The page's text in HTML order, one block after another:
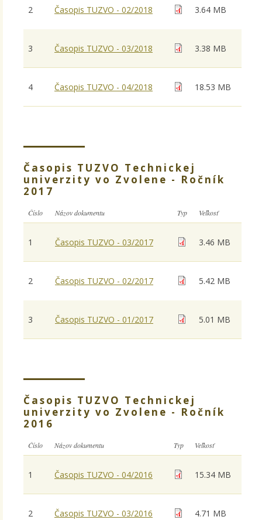
2 Časopis TUZVO - 02/2018 3.64 MB
3 Časopis TUZVO - 03/2018 3.38 MB
4 Časopis TUZVO - 04/2018 18.53 MB
Časopis TUZVO Technickej
univerzity vo Zvolene - Ročník
2017
Číslo Názov dokumentu Typ Veľkosť
1 Časopis TUZVO - 03/2017 3.46 MB
2 Časopis TUZVO - 02/2017 5.42 MB
3 Časopis TUZVO - 01/2017 5.01 MB
Časopis TUZVO Technickej
univerzity vo Zvolene - Ročník
2016
Číslo Názov dokumentu Typ Veľkosť
1 Časopis TUZVO - 04/2016 15.34 MB
2 Časopis TUZVO - 03/2016 4.71 MB